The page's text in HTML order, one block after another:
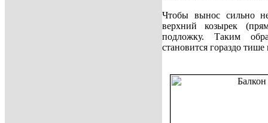
Чтобы вынос сильно
верхний козырек
подложку. Таким
становится гораздо